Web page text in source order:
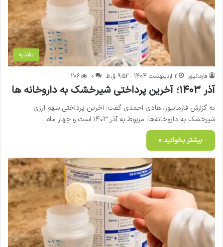
تغذیه
فارمانیوز 2 اردیبهشت 1404 - 9:52 ق.ظ 0
206
آذر ۱۴۰۳؛ آخرین پرداختی شیرخشک به داروخانه ها
به گزارش فارمانیوز، هادی احمدی گفت: آخرین پرداختی سهم ارزی
شیرخشک به داروخانه‌ها، مربوط به آذر ۱۴۰۳ است و چهار ماه…
بیشتر بخوانید »